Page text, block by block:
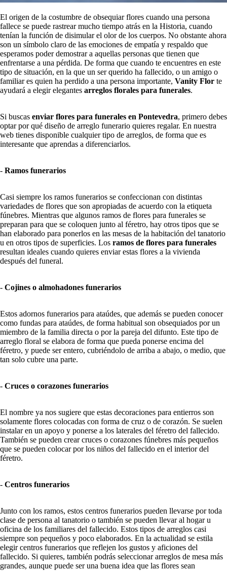
El origen de la costumbre de obsequiar flores cuando una persona
fallece se puede rastrear mucho tiempo atrás en la Historia, cuando
tenían la función de disimular el olor de los cuerpos. No obstante ahora
son un símbolo claro de las emociones de empatía y respaldo que
esperamos poder demostrar a aquellas personas que tienen que
enfrentarse a una pérdida. De forma que cuando te encuentres en este
tipo de situación, en la que un ser querido ha fallecido, o un amigo o
familiar es quien ha perdido a una persona importante, Vanity Flor te
ayudará a elegir elegantes arreglos florales para funerales.
Si buscas enviar flores para funerales en Pontevedra, primero debes
optar por qué diseño de arreglo funerario quieres regalar. En nuestra
web tienes disponible cualquier tipo de arreglos, de forma que es
interesante que aprendas a diferenciarlos.
- Ramos funerarios
Casi siempre los ramos funerarios se confeccionan con distintas
variedades de flores que son apropiadas de acuerdo con la etiqueta
fúnebres. Mientras que algunos ramos de flores para funerales se
preparan para que se coloquen junto al féretro, hay otros tipos que se
han elaborado para ponerlos en las mesas de la habitación del tanatorio
u en otros tipos de superficies. Los ramos de flores para funerales
resultan ideales cuando quieres enviar estas flores a la vivienda
después del funeral.
- Cojines o almohadones funerarios
Estos adornos funerarios para ataúdes, que además se pueden conocer
como fundas para ataúdes, de forma habitual son obsequiados por un
miembro de la familia directa o por la pareja del difunto. Este tipo de
arreglo floral se elabora de forma que pueda ponerse encima del
féretro, y puede ser entero, cubriéndolo de arriba a abajo, o medio, que
tan solo cubre una parte.
- Cruces o corazones funerarios
El nombre ya nos sugiere que estas decoraciones para entierros son
solamente flores colocadas con forma de cruz o de corazón. Se suelen
instalar en un apoyo y ponerse a los laterales del féretro del fallecido.
También se pueden crear cruces o corazones fúnebres más pequeños
que se pueden colocar por los niños del fallecido en el interior del
féretro.
- Centros funerarios
Junto con los ramos, estos centros funerarios pueden llevarse por toda
clase de persona al tanatorio o también se pueden llevar al hogar u
oficina de los familiares del fallecido. Estos tipos de arreglos casi
siempre son pequeños y poco elaborados. En la actualidad se estila
elegir centros funerarios que reflejen los gustos y aficiones del
fallecido. Si quieres, también podrás seleccionar arreglos de mesa más
grandes, aunque puede ser una buena idea que las flores sean